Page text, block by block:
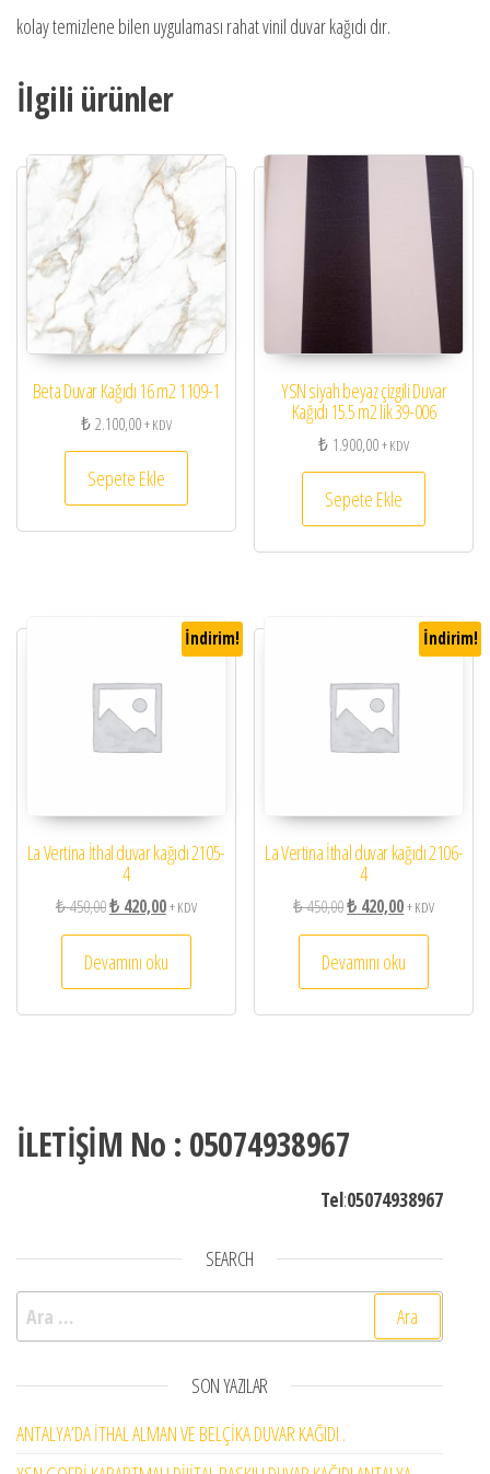
kolay temizlene bilen uygulaması rahat vinil duvar kağıdı dır.
İlgili ürünler
Beta Duvar Kağıdı 16 m2 1109-1
₺2.100,00+ KDV
Sepete Ekle
YSN siyah beyaz çizgili Duvar
Kağıdı 15.5 m2 lik 39-006
₺ 1.900,00+ KDV
Sepete Ekle
İndirim!
La Vertina İthal duvar kağıdı 2105-
4
₺450,00Orijinal fiyat: ₺ 450,00.
₺420,00Şu andaki fiyat: ₺ 420,00.
+ KDV
Devamını oku
İndirim!
La Vertina İthal duvar kağıdı 2106-
4
₺450,00Orijinal fiyat: ₺ 450,00.
₺ 420,00Şu andaki
+ KDV
Devamını oku
İLETİŞİM No : 05074938967
Tel:05074938967
SEARCH
Arama:
SON YAZILAR
ANTALYA’DA İTHAL ALMAN VE BELÇİKA DUVAR KAĞIDI .